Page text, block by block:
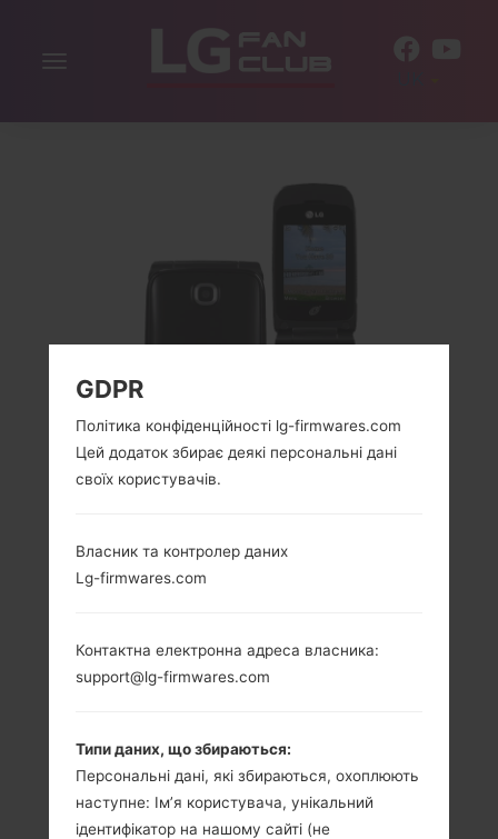
Включити
LG 235C (LG235C) З
СЕРІЇ LG OTHERS
2.2 in
176 x 220 пікселів
(~128 щільність
пікселів на дюйм)
-
GDPR
Політика конфіденційності lg-firmwares.com
Цей додаток збирає деякі персональні дані
своїх користувачів.
Власник та контролер даних
Lg-firmwares.com
Контактна електронна адреса власника:
support@lg-firmwares.com
Типи даних, що збираються:
Персональні дані, які збираються, охоплюють
наступне: Ім’я користувача, унікальний
ідентифікатор на нашому сайті (не